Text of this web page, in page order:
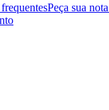
Peça sua